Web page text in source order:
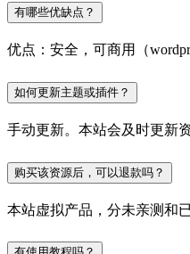
有哪些优缺点？
优点：安全，可商用（
如何更新主题或插件？
手动更新。本站会及时更新
购买该资源后，可以退款吗？
本站虚拟产品，分未亲测和